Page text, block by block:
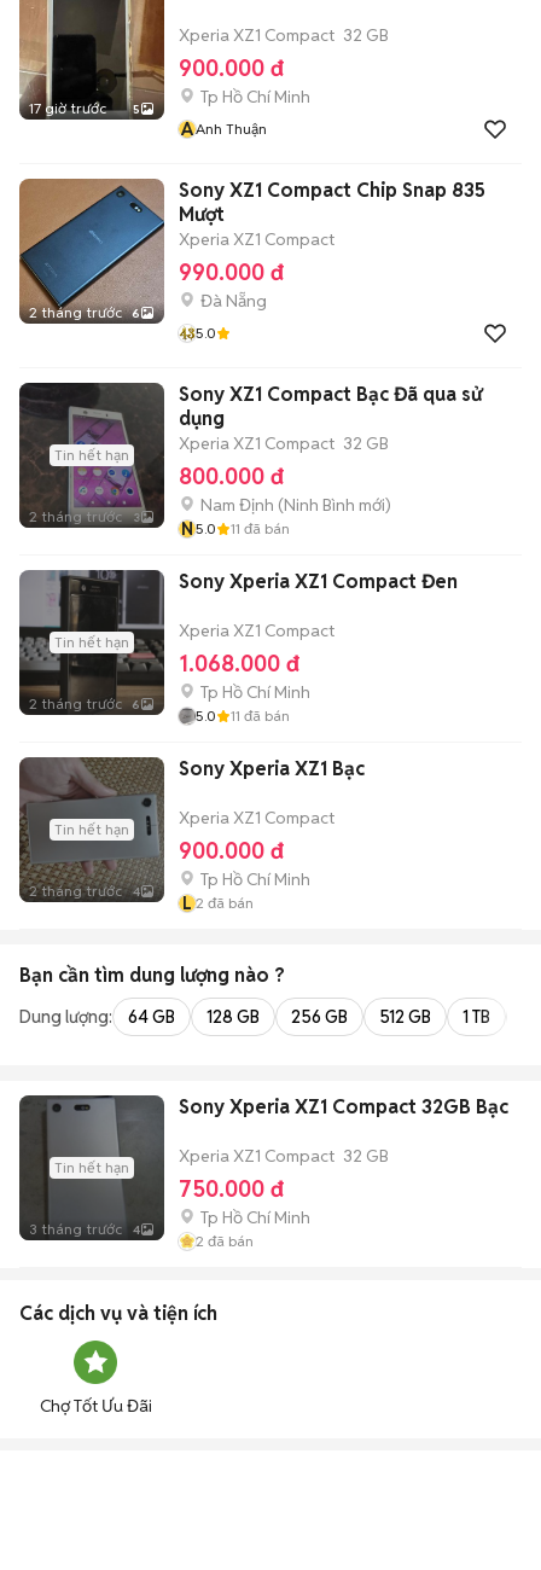
17 giờ trước 5
Xperia XZ1 Compact 32 GB
900.000 đ
Tp Hồ Chí Minh
AAnh Thuận
2 tháng trước 6
Sony XZ1 Compact Chip Snap 835
Mượt
Xperia XZ1 Compact
990.000 đ
Đà Nẵng
5.0
Tin hết hạn
2 tháng trước 3
Sony XZ1 Compact Bạc Đã qua sử
dụng
Xperia XZ1 Compact 32 GB
800.000 đ
Nam Định (Ninh Bình mới)
N5.0 11 đã bán
Tin hết hạn
2 tháng trước 6
Sony Xperia XZ1 Compact Đen
Xperia XZ1 Compact
1.068.000 đ
Tp Hồ Chí Minh
5.0 11 đã bán
Tin hết hạn
2 tháng trước 4
Sony Xperia XZ1 Bạc
Xperia XZ1 Compact
900.000 đ
Tp Hồ Chí Minh
L 2 đã bán
Bạn cần tìm dung lượng nào ?
Dung lượng: 64 GB 128 GB 256 GB 512 GB 1 TB
Tin hết hạn
3 tháng trước 4
Sony Xperia XZ1 Compact 32GB Bạc
Xperia XZ1 Compact 32 GB
750.000 đ
Tp Hồ Chí Minh
2 đã bán
Các dịch vụ và tiện ích
Chợ Tốt Ưu Đãi